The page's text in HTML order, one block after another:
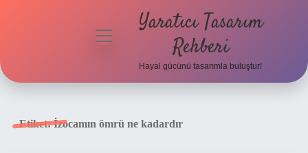
Politikası
menüyü
Yaratıcı Tasarım
Rehberi
Hayal gücünü tasarımla buluştur!
Etiket:İzocamın ömrü ne kadardır